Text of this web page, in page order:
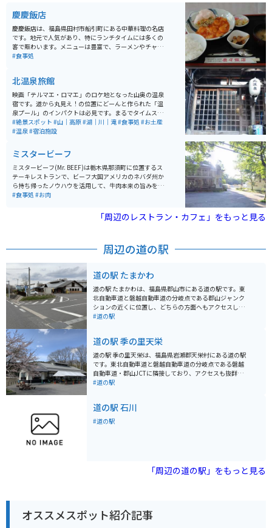
慶慶飯店
慶慶飯店は、福島県田村市船引町にある中華料理の名店
です。地元で人気があり、特にランチタイムには多くの
客で賑わいます。メニューは豊富で、ラーメンやチャー
ハン、餃子などの定番中華料理の他にも、特製の「慶ち
内は広々としており、ファミリーやグループでの利用に
も適しています。テレビ視聴できます。週刊少年ジャン
プおいてあります。寒い時期はお茶が無料で飲み放題。
座敷もあります。大盛りにもできます。
#食事処
北温泉旅館
映画「テルマエ・ロマエ」のロケ地となった山奥の温泉
宿です。道から丸見え！の位置にどーんと作られた「温
泉プール」のインパクトは必見です。まるでタイムスリ
ップしたかのような建物は、内部のレトロ感も半端な
し。「つげ義春の漫画に出てきそう」と表現したら、わ
能です。
#絶景スポット #山｜高原#湖｜川｜滝#食事処 #お土産
#温泉#宿泊施設
ミスタービーフ
ミスタービーフ(Mr. BEEF)は栃木県那須町に位置するス
テーキレストランで、ビーフ大国アメリカのネバダ州か
ら持ち帰ったノウハウを活用して、牛肉本来の旨みを活
かしたビーフメニューが堪能できます。レストランはア
が150gの「ケネディー・カット」から1kgの「ビルゲイ
ツ・カット」まで個性的なメニューがありあります。お
空間になっています。 営業時間はランチが11:30～15:0
と水曜日、そして1月中旬〜2月中旬までは冬季休業で
す。
#食事処 #お肉
「周辺のレストラン・カフェ」をもっと見る
周辺の道の駅
道の駅 たまかわ
道の駅 たまかわは、福島県郡山市にある道の駅です。東
北自動車道と磐越自動車道の分岐点である郡山ジャンク
ションの近くに位置し、どちらの方面へもアクセスしや
すいのが特徴です。 施設内には、地元産の新鮮な野菜や
す。特に、地元産のブランド米「あさか舞」や「ひとめ
ぼれ」は人気があり、お土産におすすめです。 バイクで
訪れる場合、駐車場も広く停めやすいので安心です。ま
た、道の駅 たまかわは、磐梯吾妻スカイラインや猪苗代
湖など、福島県内の観光スポットへのアクセスも良好で
#道の駅
道の駅 季の里天栄
道の駅 季の里天栄は、福島県岩瀬郡天栄村にある道の駅
です。東北自動車道と磐越自動車道の分岐点である磐越
自動車道・郡山JCTに隣接しており、アクセスも抜群で
す。 施設内には、地元の農産物をはじめ、特産品を販売
も広々としているので安心です。道の駅 季の里天栄は、
ツーリングの休憩場所としても最適なスポットです。 周
ます。特に、天栄米は、その美味しさが評判で、お土産
#道の駅
道の駅 石川
#道の駅
「周辺の道の駅」をもっと見る
オススメスポット紹介記事